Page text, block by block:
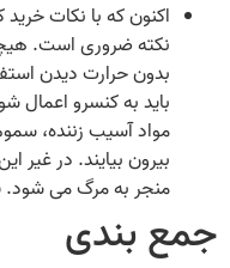
اکنون که با نکات
نکته ضروری است.
باید به کنسرو اعمال
مواد آسیب زننده،
بیرون بیایند. در غیر
منجر به مرگ می‌ شود.
جمع‌ بندی